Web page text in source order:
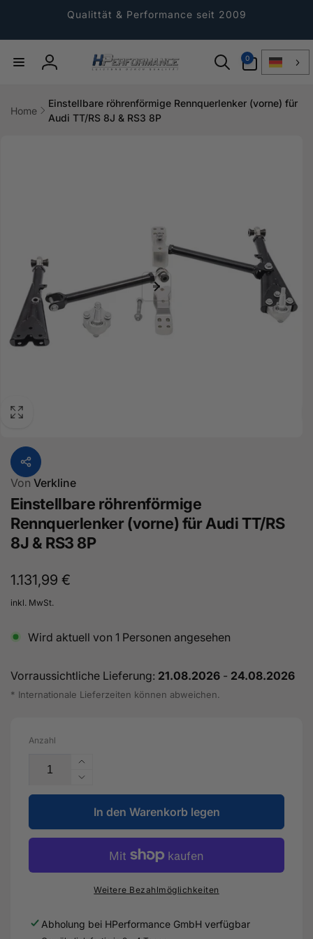
Qualittät & Performance seit 2009
Einloggen
0
Artikel
Home
Einstellbare röhrenförmige Rennquerlenker (vorne) für
Audi TT/RS 8J & RS3 8P
Von Verkline
Einstellbare röhrenförmige
Rennquerlenker (vorne) für Audi TT/RS
8J & RS3 8P
Normaler
Preis
1.131,99 €
inkl. MwSt.
Wird aktuell von 1 Personen angesehen
Vorraussichtliche Lieferung: 21.08.2026 - 24.08.2026
* Internationale Lieferzeiten können abweichen.
Anzahl
Erhöhe
die
Menge
für
Einstellbare
röhrenförmige
Rennquerlenker
(vorne)
für
8J
Verringere
die
Menge
für
Einstellbare
röhrenförmige
Rennquerlenker
(vorne)
TT/RS
In den Warenkorb legen
Weitere Bezahlmöglichkeiten
Abholung bei HPerformance GmbH verfügbar